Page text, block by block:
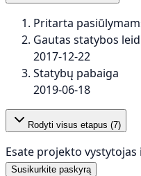
Pritarta
Gautas statybos
2017-12-22
Statybų pabaiga
2019-06-18
Rodyti visus etapus (7)
Esate projekto
Susikurkite paskyrą